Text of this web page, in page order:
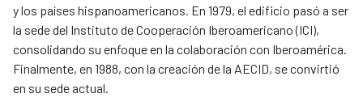
y los países hispanoamericanos. En 1979, el edificio pasó a ser
la sede del Instituto de Cooperación Iberoamericano (ICI),
consolidando su enfoque en la colaboración con Iberoamérica.
Finalmente, en 1988, con la creación de la AECID, se convirtió
en su sede actual.